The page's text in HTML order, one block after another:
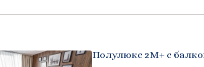
Полулюкс 2М+ с